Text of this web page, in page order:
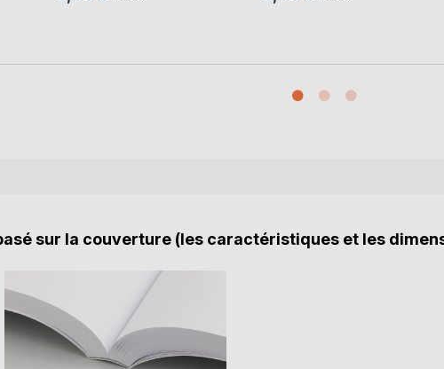
sur la couverture (les caractéristiques et les